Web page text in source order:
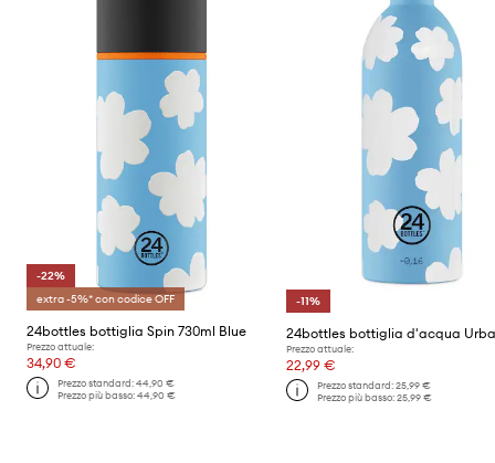
-22%
extra -5%* con codice OFF
24bottles bottiglia Spin 730ml Blue
Prezzo attuale:
34,90 €
Prezzo standard:44,90 €
Prezzo più basso:44,90 €
-11%
Prezzo attuale:
22,99 €
Prezzo standard: 25,99 €
Prezzo più basso: 25,99 €